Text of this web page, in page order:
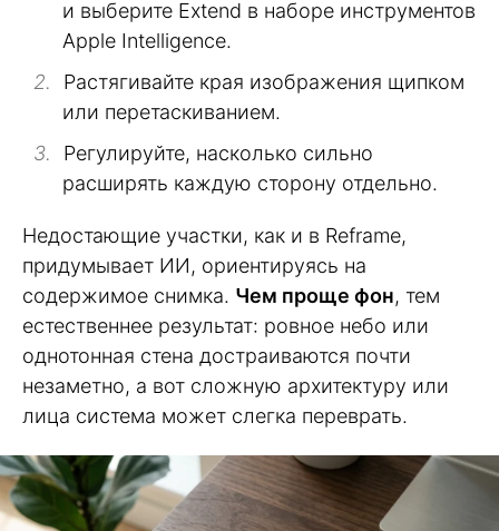
и выберите Extend в наборе инструментов
Apple Intelligence.
Растягивайте края изображения щипком
или перетаскиванием.
Регулируйте, насколько сильно
расширять каждую сторону отдельно.
Недостающие участки, как и в Reframe,
придумывает ИИ, ориентируясь на
содержимое снимка. Чем проще фон, тем
естественнее результат: ровное небо или
однотонная стена достраиваются почти
незаметно, а вот сложную архитектуру или
лица система может слегка переврать.